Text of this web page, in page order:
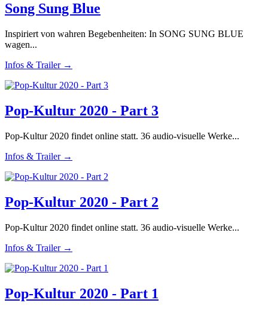
Song Sung Blue
Inspiriert von wahren Begebenheiten: In SONG SUNG BLUE
wagen...
Infos & Trailer →
Pop-Kultur 2020 - Part 3
Pop-Kultur 2020 findet online statt. 36 audio-visuelle Werke...
Infos & Trailer →
Pop-Kultur 2020 - Part 2
Pop-Kultur 2020 findet online statt. 36 audio-visuelle Werke...
Infos & Trailer →
Pop-Kultur 2020 - Part 1